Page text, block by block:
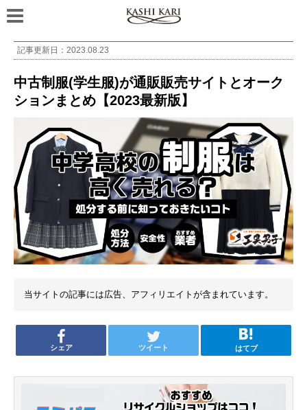
記事更新日： 2023.08.23
中古制服(学生服)が通販販売サイトとオーク
ションまとめ【2023最新版】
当サイトの記事には広告、アフィリエイトが含まれています。
シェア ツイート はてブ